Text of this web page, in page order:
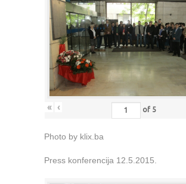
« ‹ of 5
Photo by klix.ba
Press konferencija 12.5.2015.